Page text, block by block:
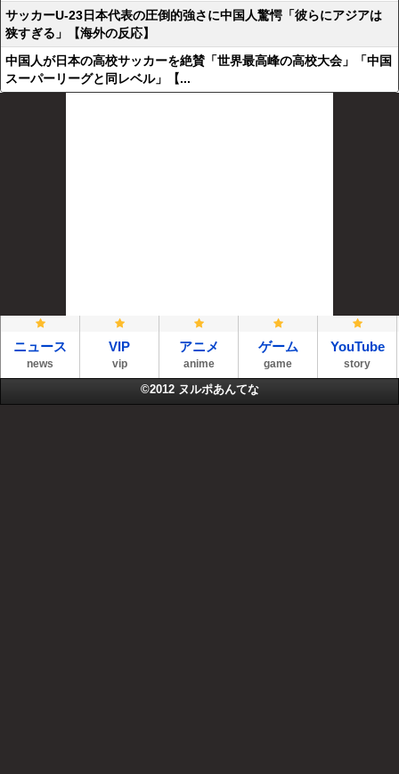
サッカーU-23日本代表の圧倒的強さに中国人驚愕「彼らにアジアは
狭すぎる」【海外の反応】
中国人が日本の高校サッカーを絶賛「世界最高峰の高校大会」「中国
スーパーリーグと同レベル」【...
ニュース
news
VIP
vip
アニメ
anime
ゲーム
game
YouTube
story
©2012 ヌルポあんてな